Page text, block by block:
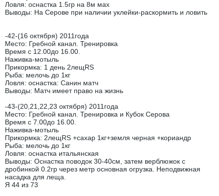
Ловля: оснастка 1.5гр на 8м мах
Выводы: На Серове при наличии уклейки-раскормить и ловить
-42-(16 октября) 2011года
Место: Гребной канал. Тренировка
Время с 12.00до 16.00.
Наживка-мотыль
Прикормка: 1 день 2лещRS
Рыба: мелочь до 1кг
Ловля: оснастка: Санин матч
Выводы: Матч имеет право на жизнь
-43-(20,21,22,23 октября) 2011года
Место: Гребной канал. Тренировка и Кубок Серова
Время с 7.00до 16.00.
Наживка-мотыль
Прикормка: 2лещRS +сахар 1кг+земля черная +кориандр
Рыба: мелочь до 1кг
Ловля: оснастка итальянская
Выводы: Оснастка поводок 30-40см, затем верблюжок с
дробинкой 0.2гр через метр основная огрузка. Неподвижная
насадка для леща.
Я 44 из 73